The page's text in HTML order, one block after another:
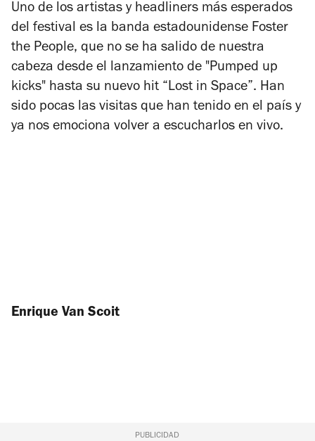
Uno de los artistas y headliners más esperados
del festival es la banda estadounidense Foster
the People, que no se ha salido de nuestra
cabeza desde el lanzamiento de "Pumped up
kicks" hasta su nuevo hit “Lost in Space”. Han
sido pocas las visitas que han tenido en el país y
ya nos emociona volver a escucharlos en vivo.
Enrique Van Scoit
PUBLICIDAD